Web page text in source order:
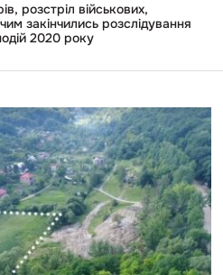
розстріл військових,
закінчились розслідування
2020 року